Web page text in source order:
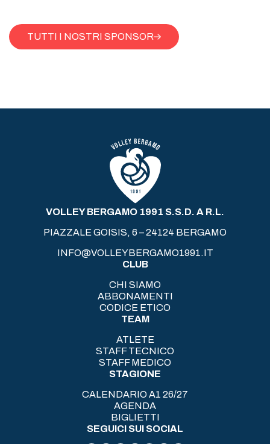
TUTTI I NOSTRI SPONSOR
VOLLEY BERGAMO 1991 S.S.D. A R.L.
PIAZZALE GOISIS, 6 – 24124 BERGAMO
INFO@VOLLEYBERGAMO1991.IT
CLUB
CHI SIAMO
ABBONAMENTI
CODICE ETICO
TEAM
ATLETE
STAFF TECNICO
STAFF MEDICO
STAGIONE
CALENDARIO A1 26/27
AGENDA
BIGLIETTI
SEGUICI SUI SOCIAL